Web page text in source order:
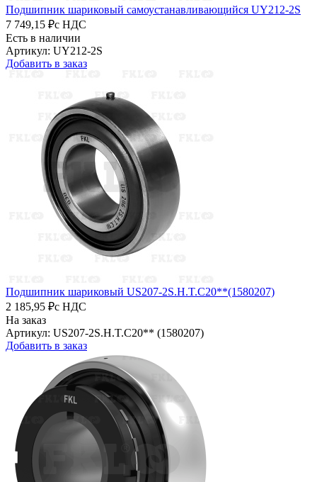
Подшипник шариковый самоустанавливающийся UY212-2S
7 749,15 ₽с НДС
Есть в наличии
Артикул: UY212-2S
Добавить в заказ
Подшипник шариковый US207-2S.H.T.C20**(1580207)
2 185,95 ₽с НДС
На заказ
Артикул: US207-2S.H.T.C20** (1580207)
Добавить в заказ